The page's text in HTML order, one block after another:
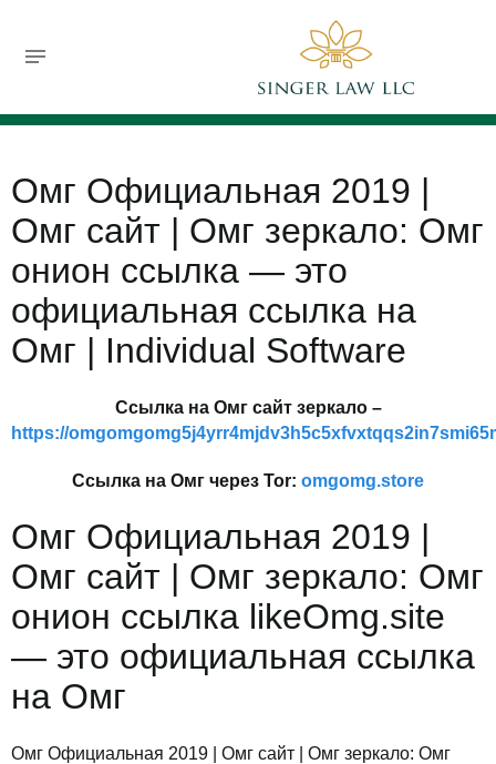
jsinger@singerlawllc.com
FREE CONSULTATION
Омг Официальная 2019 |
Омг сайт | Омг зеркало: Омг
онион ссылка — это
официальная ссылка на
Омг | Individual Software
Ссылка на Омг сайт зеркало –
https://
Ссылка на Омг через Tor: omgomg.store
Омг Официальная 2019 |
Омг сайт | Омг зеркало: Омг
онион ссылка likeOmg.site
— это официальная ссылка
на Омг
Омг Официальная 2019 | Омг сайт | Омг зеркало: Омг